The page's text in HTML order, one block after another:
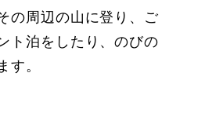
の周辺の山に登り、ご
ト泊をしたり、のびの
す。